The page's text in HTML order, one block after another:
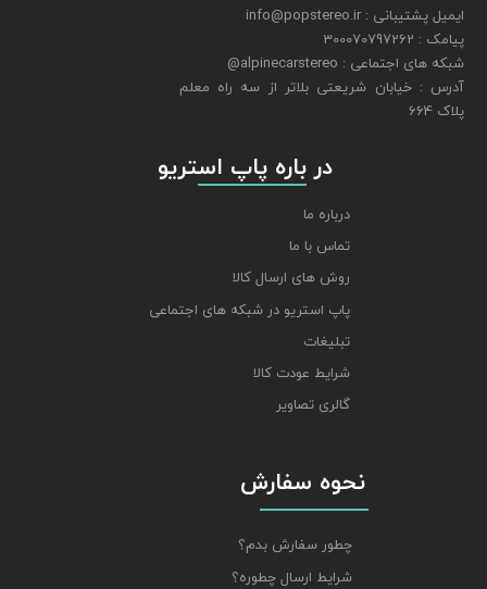
ایمیل پشتیبانی : info@popstereo.ir
پیامک : 300070797262
شبکه های اجتماعی : alpinecarstereo@
​​​​​​​آدرس : خیابان شریعتی بلاتر از سه راه معلم
پلاک 664
نحوه سفارش
چطور سفارش بدم؟
شرایط ارسال چطوره؟
​​​​​​​ در باره پاپ استریو
درباره ما
تماس با ما
روش های ارسال کالا
پاپ استریو در شبکه های اجتماعی
تبلیغات
شرایط عودت کالا
گالری تصاویر